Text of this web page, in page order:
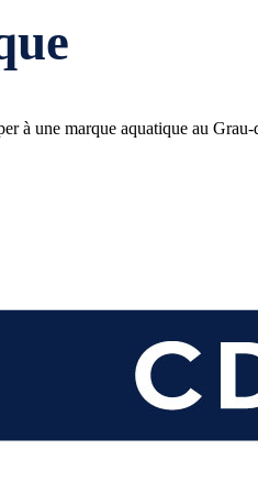
à une marque aquatique au